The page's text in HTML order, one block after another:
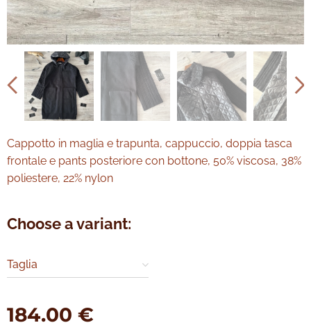
Cappotto in maglia e trapunta, cappuccio, doppia tasca
frontale e pants posteriore con bottone, 50% viscosa, 38%
poliestere, 22% nylon
Choose a variant:
Taglia
184.00 €